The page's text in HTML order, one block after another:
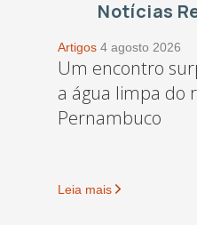
Notícias
Artigos 4 agosto 2026
Um encontro
a água limpa do
Pernambuco
Leia mais